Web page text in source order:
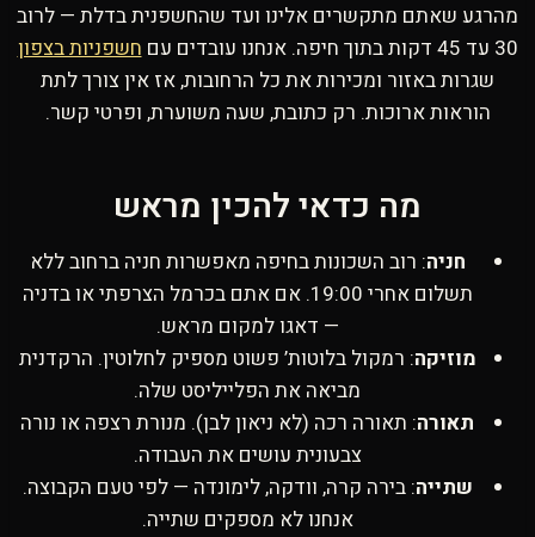
מהרגע שאתם מתקשרים אלינו ועד שהחשפנית בדלת — לרוב
30 עד 45 דקות בתוך חיפה. אנחנו עובדים עם
חשפניות בצפון
שגרות באזור ומכירות את כל הרחובות, אז אין צורך לתת
הוראות ארוכות. רק כתובת, שעה משוערת, ופרטי קשר.
מה כדאי להכין מראש
חניה: רוב השכונות בחיפה מאפשרות חניה ברחוב ללא
תשלום אחרי 19:00. אם אתם בכרמל הצרפתי או בדניה
— דאגו למקום מראש.
מוזיקה: רמקול בלוטות’ פשוט מספיק לחלוטין. הרקדנית
מביאה את הפלייליסט שלה.
תאורה: תאורה רכה (לא ניאון לבן). מנורת רצפה או נורה
צבעונית עושים את העבודה.
שתייה: בירה קרה, וודקה, לימונדה — לפי טעם הקבוצה.
אנחנו לא מספקים שתייה.